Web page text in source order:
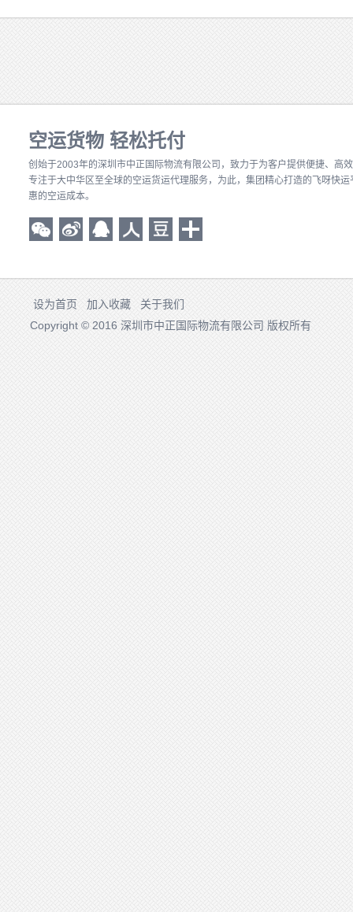
空运货物 轻松托付
创始于2003年的深圳市中正国际物流有限公司 ，致力于为客户提供便捷、高
专注于大中华区至全球的空运货运代理服务，为此，集团精心打造的飞呀快
惠的空运成本。
设为首页 加入收藏
关于我们
Copyright © 2016 深圳市中正国际物流有限公司 版权所有